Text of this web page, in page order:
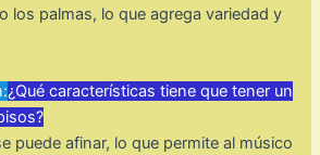
los palmas, lo que agrega variedad y
¿Qué características tiene que tener un
puede afinar, lo que permite al músico